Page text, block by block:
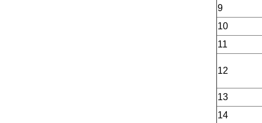
9
10
11
12
13
14